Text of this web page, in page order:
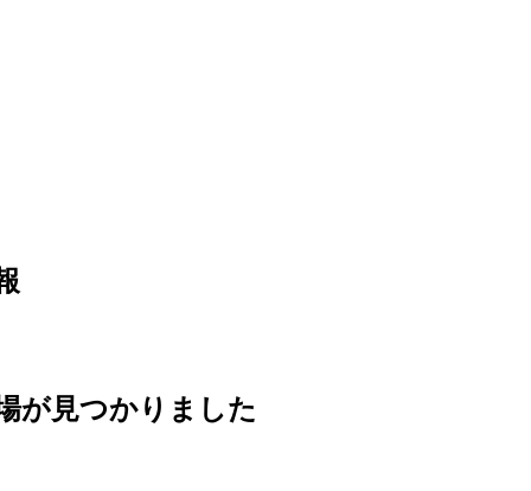
が見つかりました